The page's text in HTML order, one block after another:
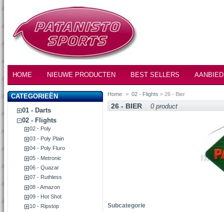
HOME NIEUWE PRODUCTEN BEST SELLERS
CATEGORIEËN
01 - Darts
02 - Flights
02 - Poly
03 - Poly Plain
04 - Poly Fluro
05 - Metronic
06 - Quazar
07 - Ruthless
08 - Amazon
09 - Hot Shot
10 - Ripstop
Home > 02 - Flights > 26 - Bier
26 - BIER 0 product
Subcategorie